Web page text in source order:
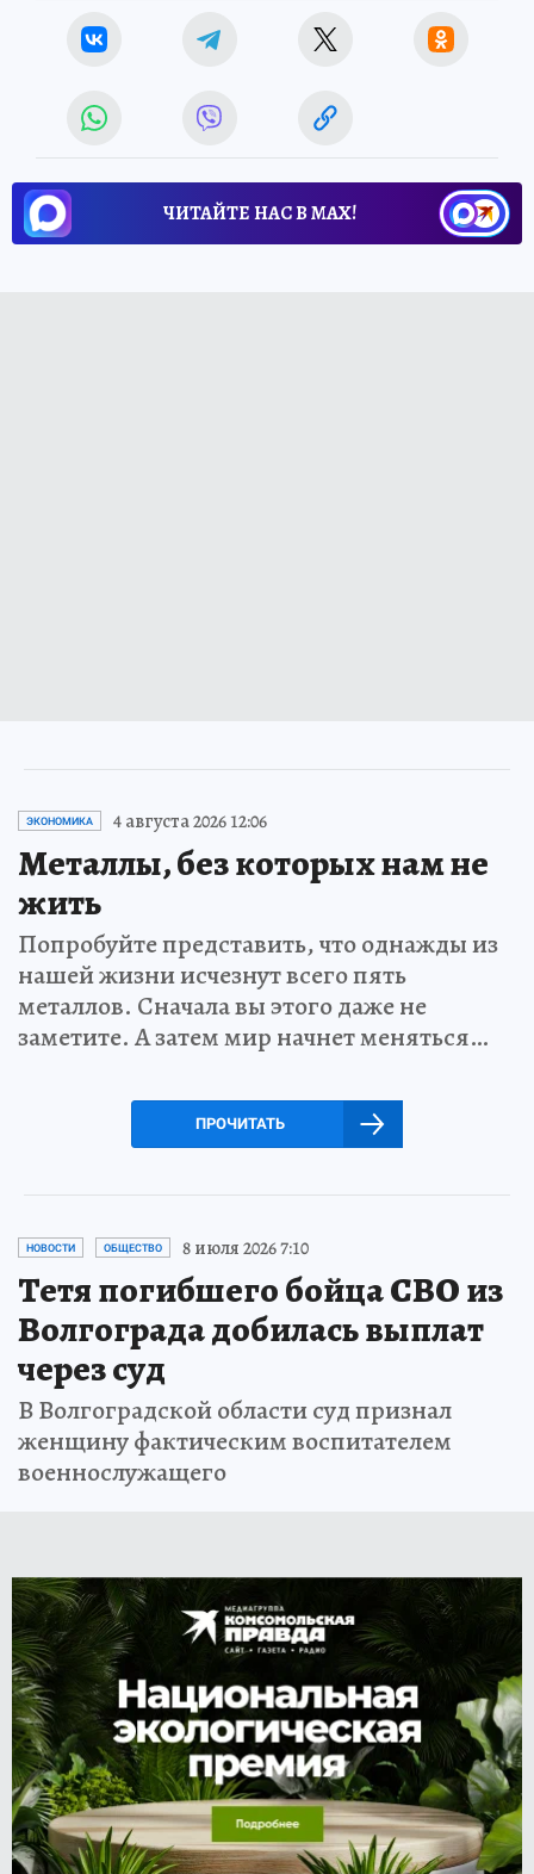
ЧИТАЙТЕ НАС В МАХ!
ЭКОНОМИКА 4 августа 2026 12:06
Металлы, без которых нам не
жить
Попробуйте представить, что однажды из
нашей жизни исчезнут всего пять
металлов. Сначала вы этого даже не
заметите. А затем мир начнет меняться…
ПРОЧИТАТЬ
НОВОСТИ ОБЩЕСТВО 8 июля 2026 7:10
Тетя погибшего бойца СВО из
Волгограда добилась выплат
через суд
В Волгоградской области суд признал
женщину фактическим воспитателем
военнослужащего